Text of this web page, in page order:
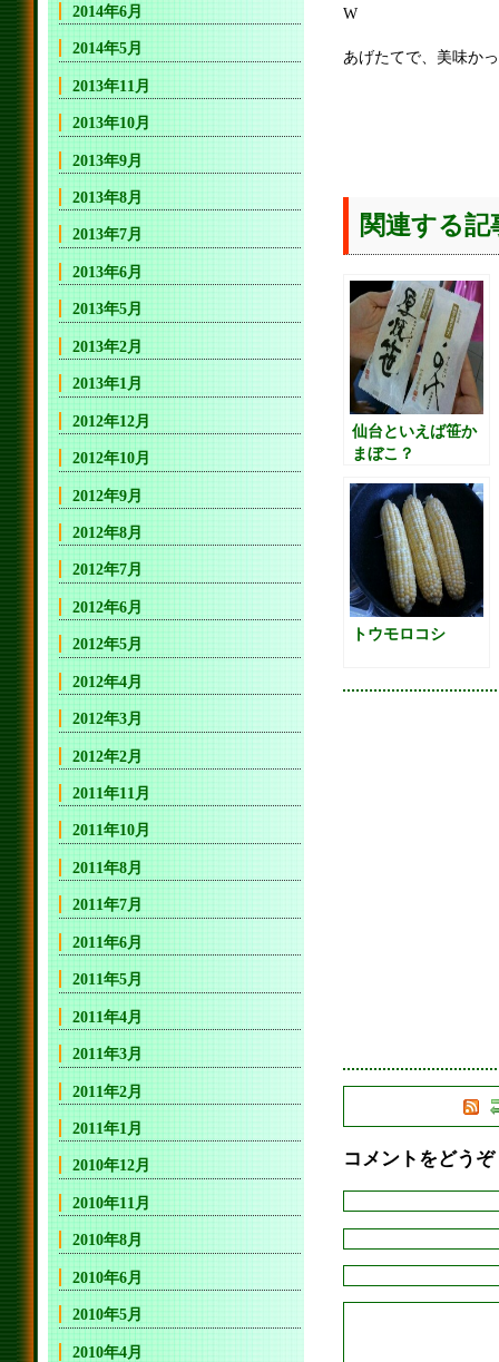
W
あげたてで、美味か
関連する記
仙台といえば笹か
まぼこ？
トウモロコシ
コメントをどうぞ
2014年6月
2014年5月
2013年11月
2013年10月
2013年9月
2013年8月
2013年7月
2013年6月
2013年5月
2013年2月
2013年1月
2012年12月
2012年10月
2012年9月
2012年8月
2012年7月
2012年6月
2012年5月
2012年4月
2012年3月
2012年2月
2011年11月
2011年10月
2011年8月
2011年7月
2011年6月
2011年5月
2011年4月
2011年3月
2011年2月
2011年1月
2010年12月
2010年11月
2010年8月
2010年6月
2010年5月
2010年4月